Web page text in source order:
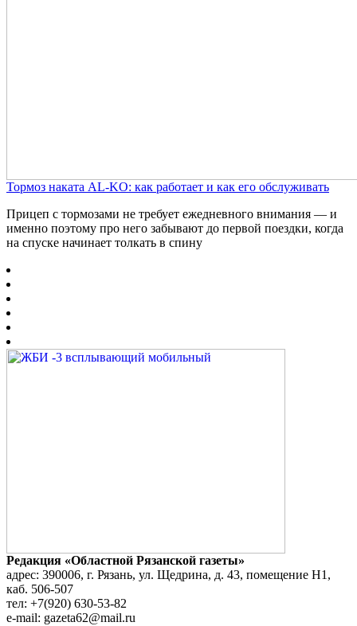
Тормоз наката AL-KO: как работает и как его обслуживать
Прицеп с тормозами не требует ежедневного внимания — и
именно поэтому про него забывают до первой поездки, когда
на спуске начинает толкать в спину
Редакция «Областной Рязанской газеты»
адрес: 390006, г. Рязань, ул. Щедрина, д. 43, помещение Н1,
каб. 506-507
тел: +7(920) 630-53-82
e-mail: gazeta62@mail.ru